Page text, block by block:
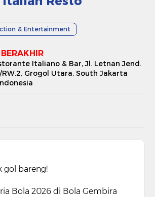
& Entertainment
Italiano & Bar, Jl. Letnan Jend.
RW.2, Grogol Utara, South Jakarta
gol bareng!
Bola 2026 di Bola Gembira